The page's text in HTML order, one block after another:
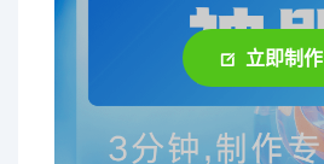
立即制作